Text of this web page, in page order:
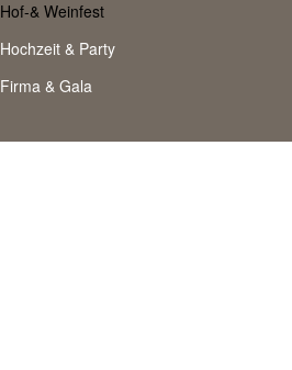
Hof-& Weinfest
Hochzeit & Party
Firma & Gala